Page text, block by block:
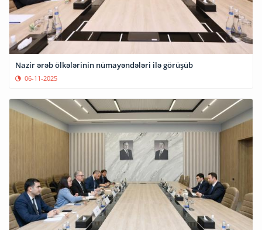
Nazir ərəb ölkələrinin nümayəndələri ilə görüşüb
06-11-2025